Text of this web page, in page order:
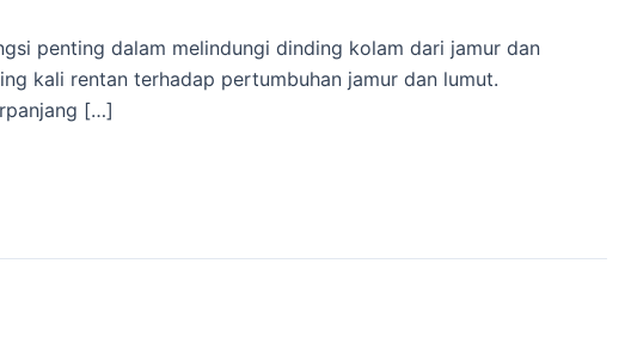
penting dalam melindungi dinding kolam dari jamur dan
kali rentan terhadap pertumbuhan jamur dan lumut.
[…]